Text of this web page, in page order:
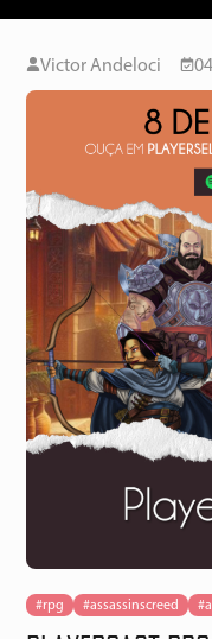
Victor Andeloci
#rpg #assassinscreed